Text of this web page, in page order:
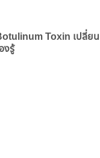
Toxin เปลี่ยน
งรู้